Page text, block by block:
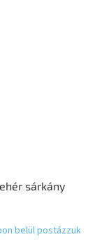
sárkány
belül postázzuk